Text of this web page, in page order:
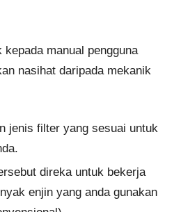
manual pengguna
nasihat daripada mekanik
jenis filter yang sesuai untuk
direka untuk bekerja
enjin yang anda gunakan